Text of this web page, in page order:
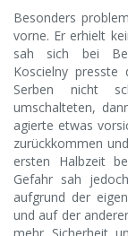
Besonders
vorne. Er erhielt
sah sich bei
Koscielny
Serben nicht
umschalteten,
agierte etwas
zurückkommen
ersten Halbzeit
Gefahr sah
aufgrund der
und auf der